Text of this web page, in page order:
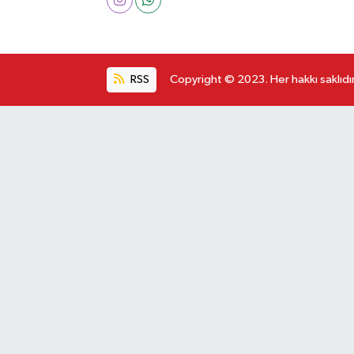
RSS Copyright © 2023. Her hakkı